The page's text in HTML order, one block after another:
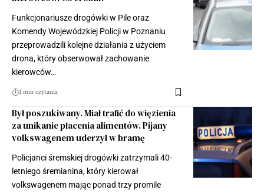
Funkcjonariusze drogówki w Pile oraz
Komendy Wojewódzkiej Policji w Poznaniu
przeprowadzili kolejne działania z użyciem
drona, który obserwował zachowanie
kierowców…
1 min czytania
Był poszukiwany. Miał trafić do więzienia
za unikanie płacenia alimentów. Pijany
volkswagenem uderzył w bramę
Policjanci śremskiej drogówki zatrzymali 40-
letniego śremianina, który kierował
volkswagenem mając ponad trzy promile